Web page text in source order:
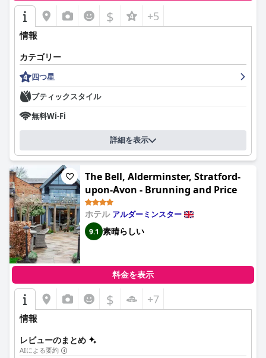
$ +5
情報
カテゴリー
四つ星
ブティックスタイル
無料Wi-Fi
詳細を表示
The Bell, Alderminster, Stratford-
upon-Avon - Brunning and Price
ホテル アルダーミンスター
9.1 素晴らしい
料金を表示
$ +7
情報
レビューのまとめ
AIによる要約